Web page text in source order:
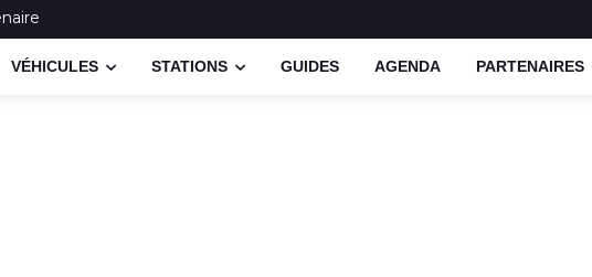
VÉHICULES STATIONS GUIDES AGENDA PARTENAIRES